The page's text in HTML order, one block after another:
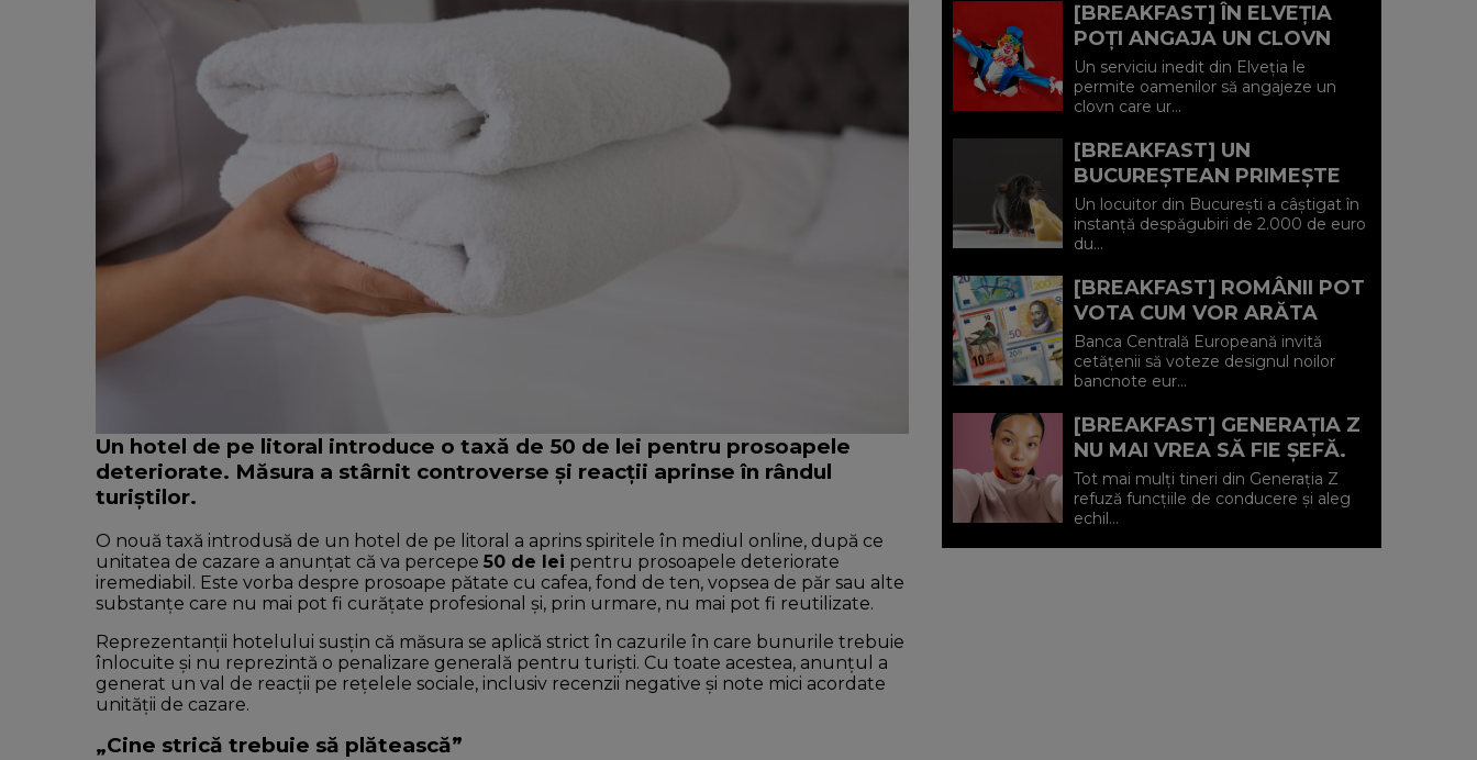
Un hotel de pe litoral introduce o taxă de 50 de lei pentru prosoapele
deteriorate. Măsura a stârnit controverse și reacții aprinse în rândul
turiștilor.
O nouă taxă introdusă de un hotel de pe litoral a aprins spiritele în mediul online, după ce
unitatea de cazare a anunțat că va percepe 50 de lei pentru prosoapele deteriorate
iremediabil. Este vorba despre prosoape pătate cu cafea, fond de ten, vopsea de păr sau alte
substanțe care nu mai pot fi curățate profesional și, prin urmare, nu mai pot fi reutilizate.
Reprezentanții hotelului susțin că măsura se aplică strict în cazurile în care bunurile trebuie
înlocuite și nu reprezintă o penalizare generală pentru turiști. Cu toate acestea, anunțul a
generat un val de reacții pe rețelele sociale, inclusiv recenzii negative și note mici acordate
unității de cazare.
„Cine strică trebuie să plătească”
[BREAKFAST] ÎN ELVEȚIA
POȚI ANGAJA UN CLOVN
CARE SĂ URMĂREASCĂ PE
CINEVA TIMP DE O
SĂPTĂMÂNĂ...
Un serviciu inedit din Elveția le
permite oamenilor să angajeze un
clovn care ur...
[BREAKFAST] UN
BUCUREȘTEAN PRIMEȘTE
2.000 DE EURO
DESPĂGUBIRI DUPĂ CE A
FOST MUȘCAT DE UN
ȘOBOLAN...
Un locuitor din București a câștigat în
instanță despăgubiri de 2.000 de euro
du...
[BREAKFAST] ROMÂNII POT
VOTA CUM VOR ARĂTA
NOILE BANCNOTE EURO.
BCE PREGĂTEȘTE PRIMA
SCHIMBARE MAJOR...
Banca Centrală Europeană invită
cetățenii să voteze designul noilor
bancnote eur...
[BREAKFAST] GENERAȚIA Z
NU MAI VREA SĂ FIE ȘEFĂ.
Tot mai mulți tineri din Generația Z
refuză funcțiile de conducere și aleg
echil...